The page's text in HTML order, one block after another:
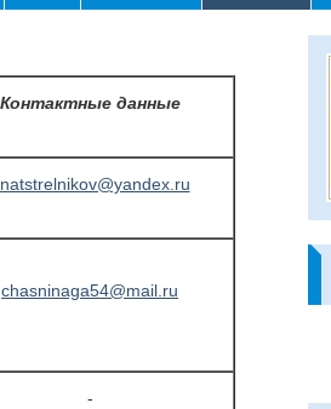
Контактные данные
chasninaga54@mail.ru
-